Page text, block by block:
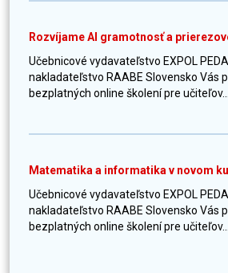
Rozvíjame AI gramotnosť a
Učebnicové vydavateľstvo EXPOL
nakladateľstvo RAABE Slovensko Vás
bezplatných online školení pre učiteľov...
Matematika a informatika v novom
Učebnicové vydavateľstvo EXPOL
nakladateľstvo RAABE Slovensko Vás
bezplatných online školení pre učiteľov...